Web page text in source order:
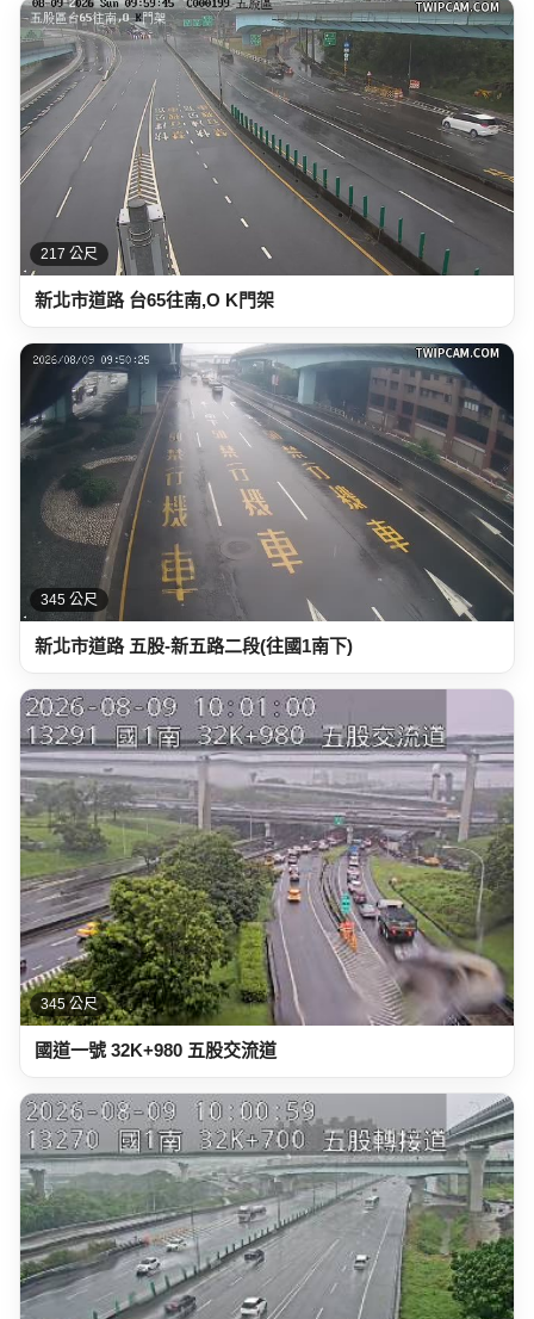
217 公尺
新北市道路 台65往南,O K門架
345 公尺
新北市道路 五股-新五路二段(往國1南下)
345 公尺
國道一號 32K+980 五股交流道